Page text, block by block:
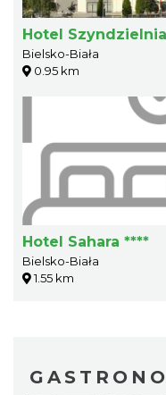
Hotel Szyndzielnia
Bielsko-Biała
0.95 km
Hotel Sahara ****
Bielsko-Biała
1.55 km